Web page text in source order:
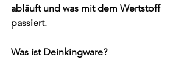
abläuft und was mit dem Wertstoff
passiert.
Was ist Deinkingware?